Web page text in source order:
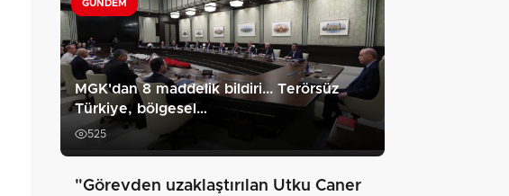
GÜNDEM
MGK'dan 8 maddelik bildiri... Terörsüz
Türkiye, bölgesel…
525
"Görevden uzaklaştırılan Utku Caner